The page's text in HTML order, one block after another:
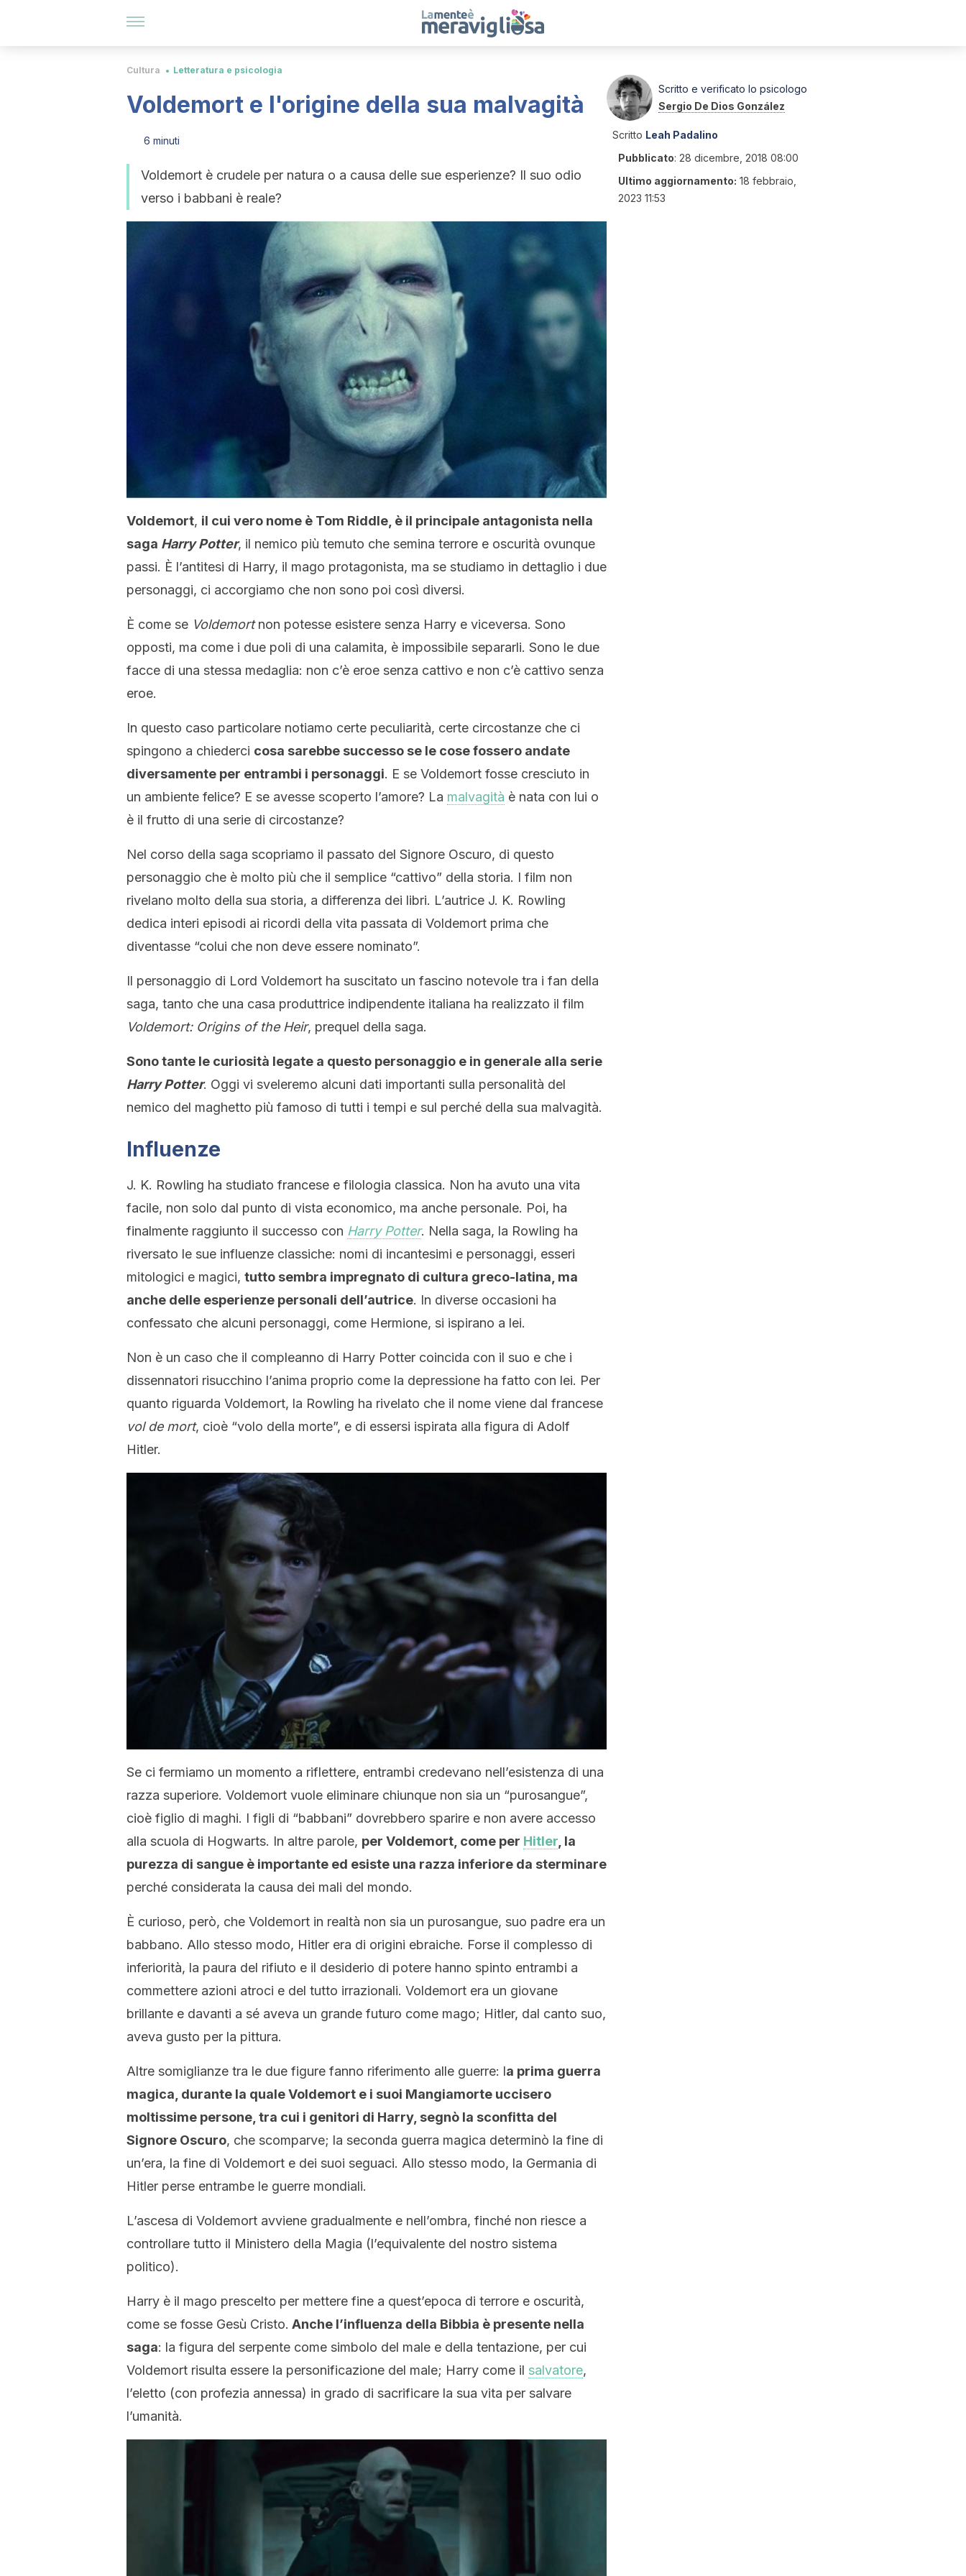
Cultura Letteratura e psicologia
Voldemort e l'origine della sua malvagità
6 minuti
Voldemort è crudele per natura o a causa delle sue esperienze? Il suo odio
verso i babbani è reale?
Voldemort, il cui vero nome è Tom Riddle, è il principale antagonista nella
saga Harry Potter, il nemico più temuto che semina terrore e oscurità ovunque
passi. È l’antitesi di Harry, il mago protagonista, ma se studiamo in dettaglio i due
personaggi, ci accorgiamo che non sono poi così diversi.
È come se Voldemortnon potesse esistere senza Harry e viceversa. Sono
opposti, ma come i due poli di una calamita, è impossibile separarli. Sono le due
facce di una stessa medaglia: non c’è eroe senza cattivo e non c’è cattivo senza
eroe.
In questo caso particolare notiamo certe peculiarità, certe circostanze che ci
spingono a chiederci cosa sarebbe successo se le cose fossero andate
diversamente per entrambi i personaggi. E se Voldemort fosse cresciuto in
un ambiente felice? E se avesse scoperto l’amore? La malvagità è nata con lui o
è il frutto di una serie di circostanze?
Nel corso della saga scopriamo il passato del Signore Oscuro, di questo
personaggio che è molto più che il semplice “cattivo” della storia. I film non
rivelano molto della sua storia, a differenza dei libri. L’autrice J. K. Rowling
dedica interi episodi ai ricordi della vita passata di Voldemort prima che
diventasse “colui che non deve essere nominato”.
Il personaggio di Lord Voldemort ha suscitato un fascino notevole tra i fan della
saga, tanto che una casa produttrice indipendente italiana ha realizzato il film
Voldemort: Origins of the Heir, prequel della saga.
Sono tante le curiosità legate a questo personaggio e in generale alla serie
Harry Potter. Oggi vi sveleremo alcuni dati importanti sulla personalità del
nemico del maghetto più famoso di tutti i tempi e sul perché della sua malvagità.
Influenze
J. K. Rowling ha studiato francese e filologia classica. Non ha avuto una vita
facile, non solo dal punto di vista economico, ma anche personale. Poi, ha
finalmente raggiunto il successo con Harry Potter. Nella saga, la Rowling ha
riversato le sue influenze classiche: nomi di incantesimi e personaggi, esseri
mitologici e magici, tutto sembra impregnato di cultura greco-latina, ma
anche delle esperienze personali dell’autrice. In diverse occasioni ha
confessato che alcuni personaggi, come Hermione, si ispirano a lei.
Non è un caso che il compleanno di Harry Potter coincida con il suo e che i
dissennatori risucchino l’anima proprio come la depressione ha fatto con lei. Per
quanto riguarda Voldemort, la Rowling ha rivelato che il nome viene dal francese
vol de mort, cioè “volo della morte”, e di essersi ispirata alla figura di Adolf
Hitler.
Se ci fermiamo un momento a riflettere, entrambi credevano nell’esistenza di una
razza superiore. Voldemort vuole eliminare chiunque non sia un “purosangue”,
cioè figlio di maghi. I figli di “babbani” dovrebbero sparire e non avere accesso
alla scuola di Hogwarts. In altre parole, per Voldemort, come per Hitler , la
purezza di sangue è importante ed esiste una razza inferiore da sterminare
perché considerata la causa dei mali del mondo.
È curioso, però, che Voldemort in realtà non sia un purosangue, suo padre era un
babbano. Allo stesso modo, Hitler era di origini ebraiche. Forse il complesso di
inferiorità, la paura del rifiuto e il desiderio di potere hanno spinto entrambi a
commettere azioni atroci e del tutto irrazionali. Voldemort era un giovane
brillante e davanti a sé aveva un grande futuro come mago; Hitler, dal canto suo,
aveva gusto per la pittura.
Altre somiglianze tra le due figure fanno riferimento alle guerre: la prima guerra
magica, durante la quale Voldemort e i suoi Mangiamorte uccisero
moltissime persone, tra cui i genitori di Harry, segnò la sconfitta del
Signore Oscuro, che scomparve; la seconda guerra magica determinò la fine di
un’era, la fine di Voldemort e dei suoi seguaci. Allo stesso modo, la Germania di
Hitler perse entrambe le guerre mondiali.
L’ascesa di Voldemort avviene gradualmente e nell’ombra, finché non riesce a
controllare tutto il Ministero della Magia (l’equivalente del nostro sistema
politico).
Harry è il mago prescelto per mettere fine a quest’epoca di terrore e oscurità,
come se fosse Gesù Cristo. Anche l’influenza della Bibbia è presente nella
saga: la figura del serpente come simbolo del male e della tentazione, per cui
Voldemort risulta essere la personificazione del male; Harry come il salvatore,
l’eletto (con profezia annessa) in grado di sacrificare la sua vita per salvare
l’umanità.
Scritto e verificato lo psicologo
Sergio De Dios González
Scritto Leah Padalino
Pubblicato: 28 dicembre, 2018 08:00
Ultimo aggiornamento: 18 febbraio,
2023 11:53